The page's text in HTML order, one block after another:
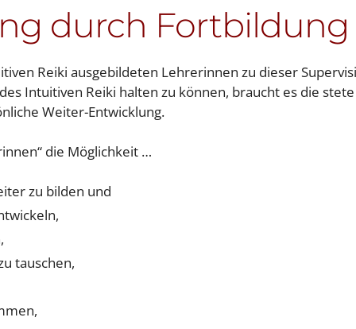
durch Fortbildung
Reiki ausgebildeten Lehrerinnen zu dieser
Intuitiven Reiki halten zu können, braucht es die stete
Weiter-Entwicklung.
die Möglichkeit …
zu bilden und
tauschen,